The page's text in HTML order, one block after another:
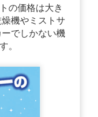
の価格は大き
機やミストサ
でしかない機
。